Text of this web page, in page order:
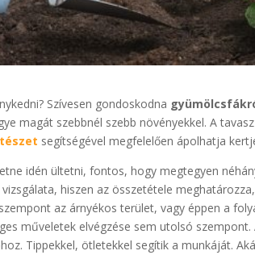
Szívesen gondoskodna
magát szebbnél szebb növényekkel. A
segítségével megfelelően ápolhatja
idén ültetni, fontos, hogy megtegyen
hiszen az összetétele
az árnyékos terület, vagy éppen a
műveletek elvégzése sem utolsó szempont.
Tippekkel, ötletekkel segítik a munkáját.